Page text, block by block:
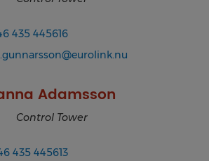
435 445616
Adamsson
Control Tower
435 445613